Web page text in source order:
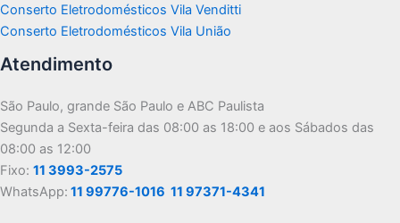
Conserto Eletrodomésticos Vila Venditti
Conserto Eletrodomésticos Vila União
Atendimento
São Paulo, grande São Paulo e ABC Paulista
Segunda a Sexta-feira das 08:00 as 18:00 e aos Sábados das
08:00 as 12:00
Fixo: 11 3993-2575
WhatsApp: 11 99776-1016 11 97371-4341